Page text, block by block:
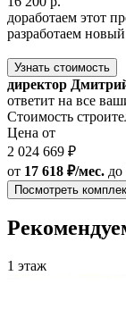
доработаем этот
разработаем
Узнать стоимость
директор
ответит на все
Стоимость
Цена от
2 024 669 ₽
от 17 618 ₽/мес. до
Посмотреть
1 этаж